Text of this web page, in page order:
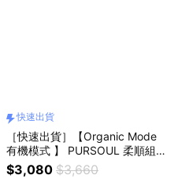
快速出貨
［快速出貨］【Organic Mode
有機模式 】 PURSOUL 柔順組
+贈保濕頭膜×2『LINE禮物獨家
組合』
$3,080 $3,660